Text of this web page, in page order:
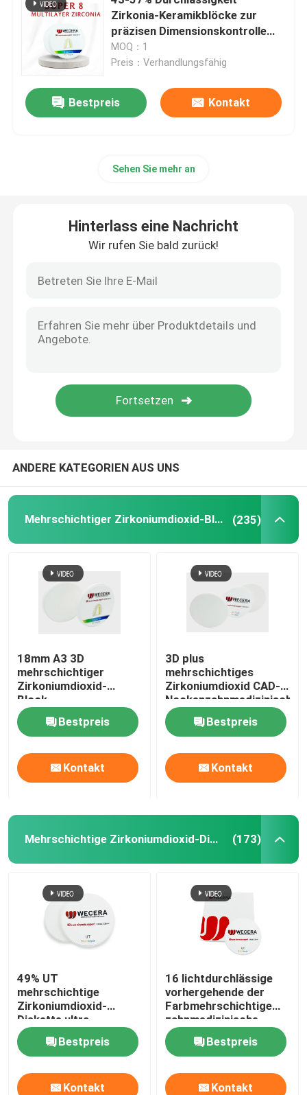
Mehrschichtiger Zirkoniumdioxid-Block
zahnmedizinischer Zirkoniumdioxidblock
Zahnmedizinischer Zirkoniumdioxidfreier raum
Hohes lichtdurchlässiges Zirkoniumdioxid
Cad-Nocken-Zirkoniumdioxid
Zirkonium-Oxid keramisch
Prozirkoniumdioxid 3D
Zirkonia-Keramikblöcke zur
präzisen Dimensionskontrolle
Cte 10±0.5
MOQ：1
Preis：Verhandlungsfähig
Bestpreis Kontakt
Sehen Sie mehr an
Hinterlass eine Nachricht
Wir rufen Sie bald zurück!
ANDERE KATEGORIEN AUS UNS
Mehrschichtiger Zirkoniumdioxid-Block (235)
18mm A3 3D
mehrschichtiger
Zirkoniumdioxid-
Block-
zahnmedizinische 8
Schichten mit Stärke
1200Mpa
Bestpreis
Kontakt
3D plus
mehrschichtiges
Zirkoniumdioxid CAD-
Nockenzahnmedizinisches
Prägematerial 43% -
57% Durchsichtigkeit
Bestpreis
Kontakt
Mehrschichtige Zirkoniumdioxid-Diskette (173)
49% UT
mehrschichtige
Zirkoniumdioxid-
Diskette ultra
lichtdurchlässige 600
zahnmedizinische
keramische Blöcke
Mpa
Bestpreis
Kontakt
16 lichtdurchlässige
vorhergehende der
Farbmehrschichtige
zahnmedizinische
Zirkoniumdioxid-
Disketten-49% ultra
Bestpreis
Kontakt